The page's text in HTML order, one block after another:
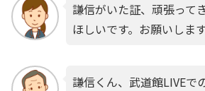
謙信がいた証、頑張って
ほしいです。お願いします
謙信くん、武道館LIVEで